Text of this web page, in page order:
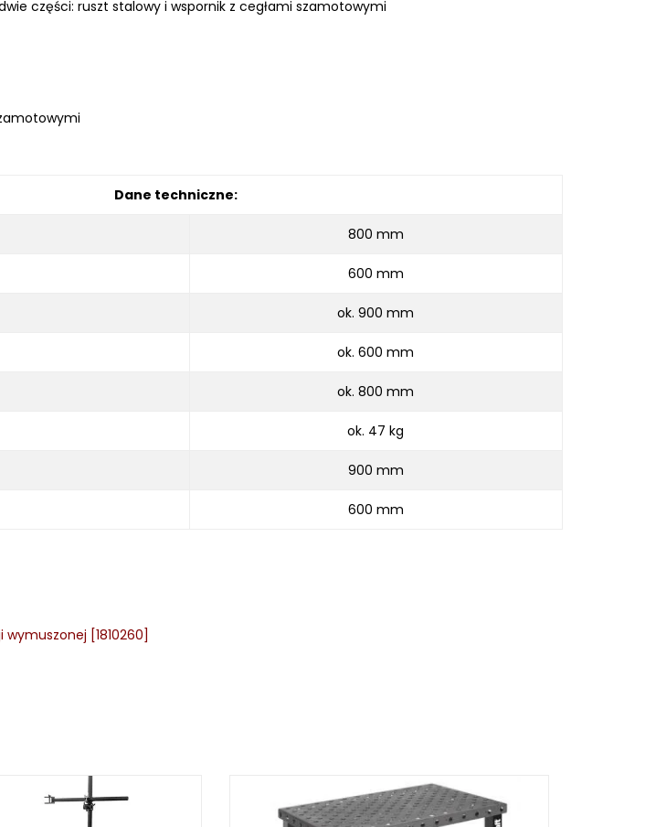
części: ruszt stalowy i wspornik z cegłami szamotowymi
Dane techniczne:
800 mm
600 mm
ok. 900 mm
ok. 600 mm
ok. 800 mm
ok. 47 kg
900 mm
600 mm
[1810260]